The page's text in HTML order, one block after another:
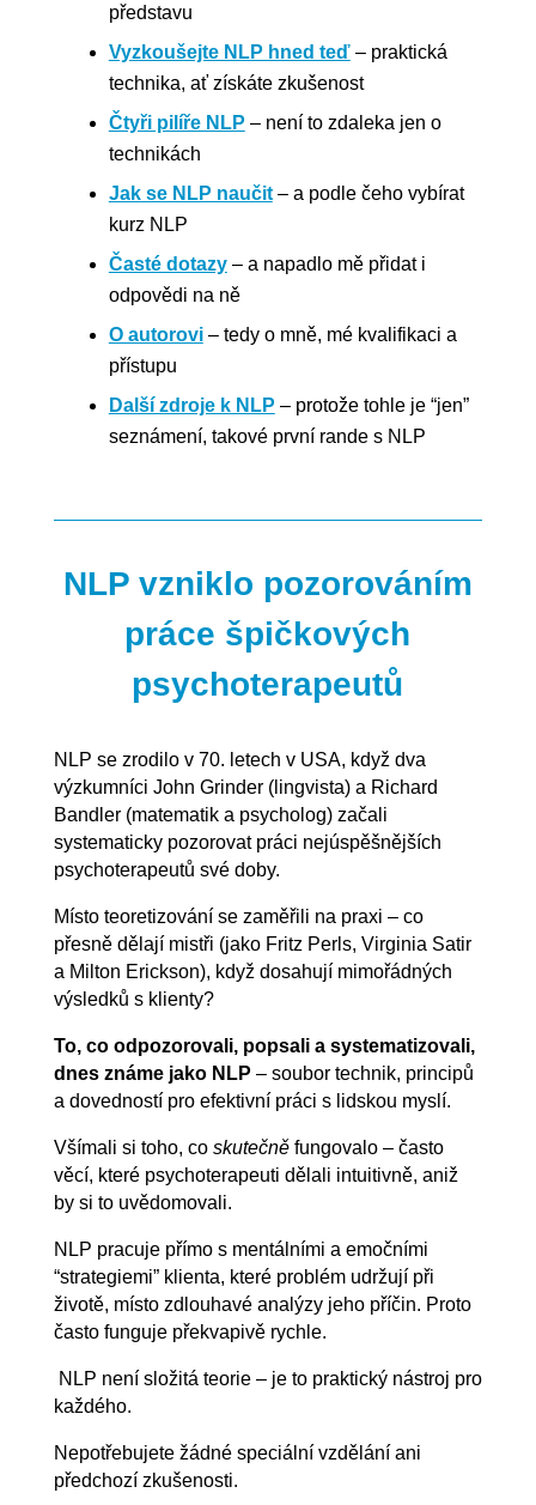
představu
Vyzkoušejte NLP hned teď– praktická
technika, ať získáte zkušenost
Čtyři pilíře NLP – není to zdaleka jen o
technikách
Jak se NLP naučit– a podle čeho vybírat
kurz NLP
Časté dotazy– a napadlo mě přidat i
odpovědi na ně
O autorovi– tedy o mně, mé kvalifikaci a
přístupu
Další zdroje k NLP – protože tohle je “jen”
seznámení, takové první rande s NLP
NLP vzniklo pozorováním
práce špičkových
psychoterapeutů
NLP se zrodilo v 70. letech v USA, když dva
výzkumníci John Grinder (lingvista) a Richard
Bandler (matematik a psycholog) začali
systematicky pozorovat práci nejúspěšnějších
psychoterapeutů své doby.
Místo teoretizování se zaměřili na praxi – co
přesně dělají mistři (jako Fritz Perls, Virginia Satir
a Milton Erickson), když dosahují mimořádných
výsledků s klienty?
To, co odpozorovali, popsali a systematizovali,
dnes známe jako NLP – soubor technik, principů
a dovedností pro efektivní práci s lidskou myslí.
Všímali si toho, co skutečněfungovalo – často
věcí, které psychoterapeuti dělali intuitivně, aniž
by si to uvědomovali.
NLP pracuje přímo s mentálními a emočními
“strategiemi” klienta, které problém udržují při
životě, místo zdlouhavé analýzy jeho příčin. Proto
často funguje překvapivě rychle.
NLP není složitá teorie – je to praktický nástroj pro
každého.
Nepotřebujete žádné speciální vzdělání ani
předchozí zkušenosti.